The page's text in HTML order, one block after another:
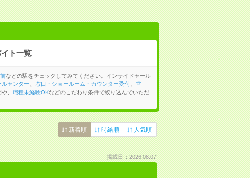
ト一覧
などの駅をチェックしてみてください。インサイドセール
センター 窓口・ショールーム・カウンター受付、 営
、 職種未経験OKなどのこだわり条件で絞り込んでいただ
新着順 時給順 人気順
掲載日：2026.08.07